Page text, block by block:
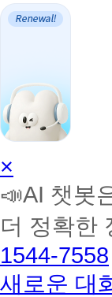
AI
학
습
토
커
BETA
×
📣AI 챗봇
더 정확한
1544-7558
새로운 대